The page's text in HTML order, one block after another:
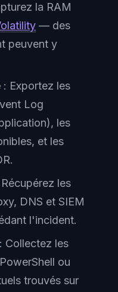
la RAM
— des
peuvent y
: Exportez les
Log
les
et les
les
DNS et SIEM
l'incident.
: Collectez les
ou
trouvés sur